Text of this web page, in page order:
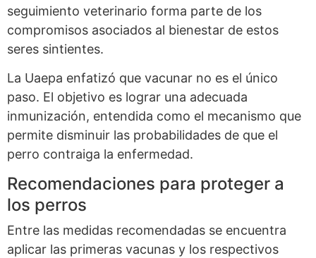
seguimiento veterinario forma parte de los
compromisos asociados al bienestar de estos
seres sintientes.
La Uaepa enfatizó que vacunar no es el único
paso. El objetivo es lograr una adecuada
inmunización, entendida como el mecanismo que
permite disminuir las probabilidades de que el
perro contraiga la enfermedad.
Recomendaciones para proteger a
los perros
Entre las medidas recomendadas se encuentra
aplicar las primeras vacunas y los respectivos